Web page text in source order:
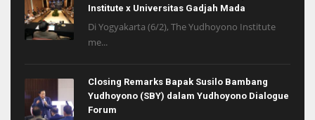
Institute x Universitas Gadjah Mada
Di Yogyakarta (6/2), The Yudhoyono Institute
me...
Closing Remarks Bapak Susilo Bambang
Yudhoyono (SBY) dalam Yudhoyono Dialogue
Forum